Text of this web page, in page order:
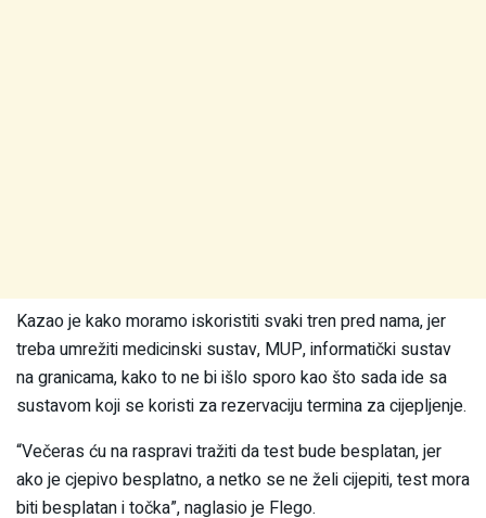
Kazao je kako moramo iskoristiti svaki tren pred nama, jer
treba umrežiti medicinski sustav, MUP, informatički sustav
na granicama, kako to ne bi išlo sporo kao što sada ide sa
sustavom koji se koristi za rezervaciju termina za cijepljenje.
“Večeras ću na raspravi tražiti da test bude besplatan, jer
ako je cjepivo besplatno, a netko se ne želi cijepiti, test mora
biti besplatan i točka”, naglasio je Flego.